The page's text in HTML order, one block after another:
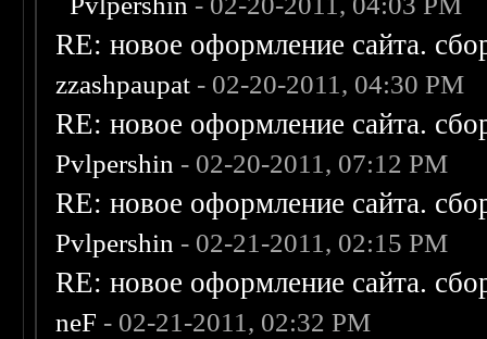
RE: новое оформление сайта.
zzashpaupat - 02-20-2011, 04:30 PM
RE: новое оформление сайта.
Pvlpershin - 02-20-2011, 07:12 PM
RE: новое оформление сайта.
Pvlpershin - 02-21-2011, 02:15 PM
RE: новое оформление сайта.
neF - 02-21-2011, 02:32 PM